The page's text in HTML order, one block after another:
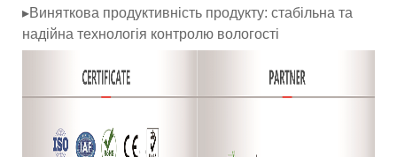
▸Виняткова продуктивність продукту: стабільна та
надійна технологія контролю вологості